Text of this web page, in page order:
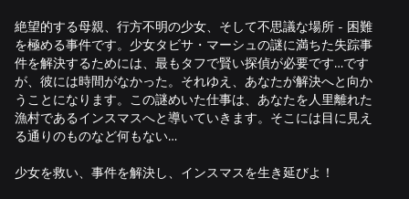
絶望的する母親、行方不明の少女、そして不思議な場所 - 困難
を極める事件です。少女タビサ・マーシュの謎に満ちた失踪事
件を解決するためには、最もタフで賢い探偵が必要です…です
が、彼には時間がなかった。それゆえ、あなたが解決へと向か
うことになります。この謎めいた仕事は、あなたを人里離れた
漁村であるインスマスへと導いていきます。そこには目に見え
る通りのものなど何もない…
少女を救い、事件を解決し、インスマスを生き延びよ！